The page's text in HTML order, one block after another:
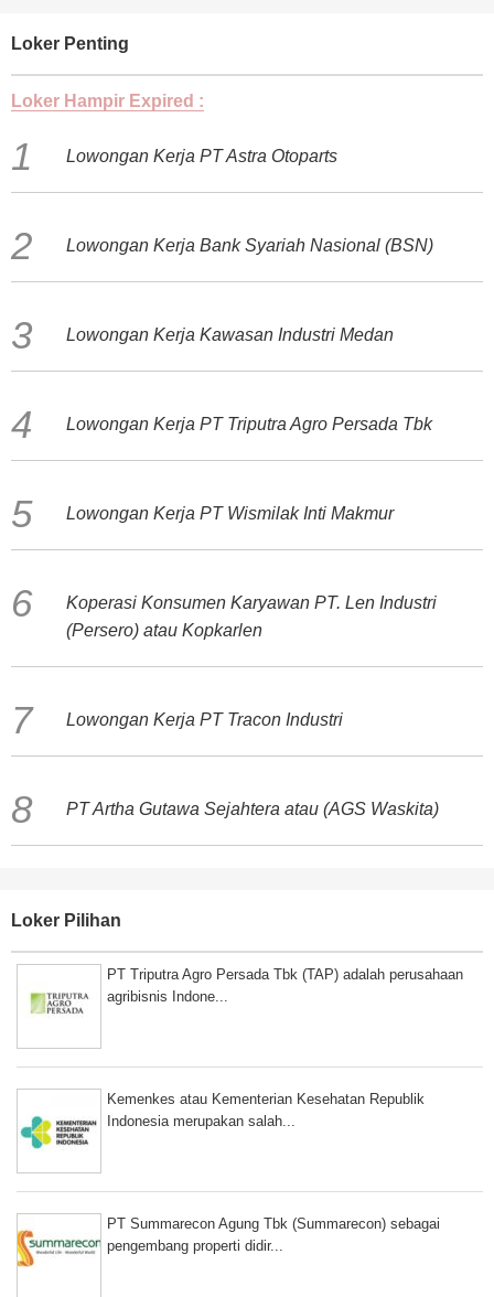
Loker Penting
Loker Hampir Expired :
Lowongan Kerja PT Astra Otoparts
Lowongan Kerja Bank Syariah Nasional (BSN)
Lowongan Kerja Kawasan Industri Medan
Lowongan Kerja PT Triputra Agro Persada Tbk
Lowongan Kerja PT Wismilak Inti Makmur
Koperasi Konsumen Karyawan PT. Len Industri
(Persero) atau Kopkarlen
Lowongan Kerja PT Tracon Industri
PT Artha Gutawa Sejahtera atau (AGS Waskita)
Loker Pilihan
PT Triputra Agro Persada Tbk (TAP) adalah perusahaan
agribisnis Indone...
Kemenkes atau Kementerian Kesehatan Republik
Indonesia merupakan salah...
PT Summarecon Agung Tbk (Summarecon) sebagai
pengembang properti didir...